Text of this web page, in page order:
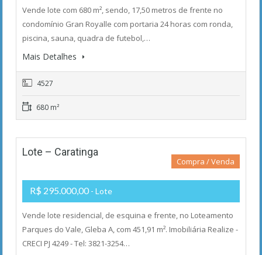
Vende lote com 680 m², sendo, 17,50 metros de frente no
condomínio Gran Royalle com portaria 24 horas com ronda,
piscina, sauna, quadra de futebol,…
Mais Detalhes
4527
680 m²
Lote – Caratinga
Compra / Venda
R$ 295.000,00 - Lote
Vende lote residencial, de esquina e frente, no Loteamento
Parques do Vale, Gleba A, com 451,91 m². Imobiliária Realize -
CRECI PJ 4249 - Tel: 3821-3254…